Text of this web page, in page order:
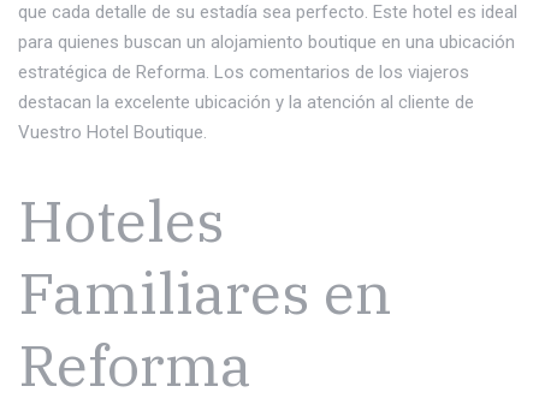
que cada detalle de su estadía sea perfecto. Este hotel es ideal
para quienes buscan un alojamiento boutique en una ubicación
estratégica de Reforma. Los comentarios de los viajeros
destacan la excelente ubicación y la atención al cliente de
Vuestro Hotel Boutique.
Hoteles
Familiares en
Reforma